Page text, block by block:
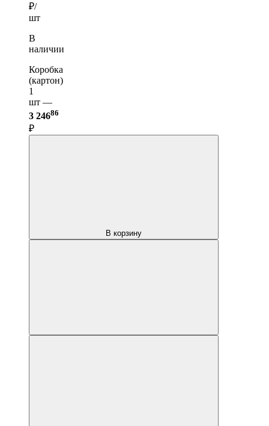
₽/
шт
В
наличии
Коробка
(картон)
1
шт —
3 24686
₽
В корзину